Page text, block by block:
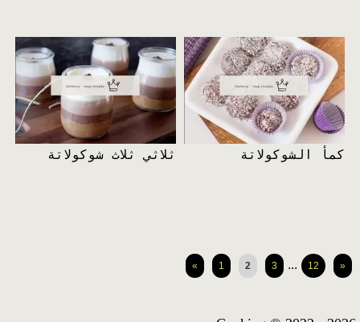
ثلاثي ثلاث شوكولاتة كمأ الشوكولاتة
« 1 2 3 ... 12 »